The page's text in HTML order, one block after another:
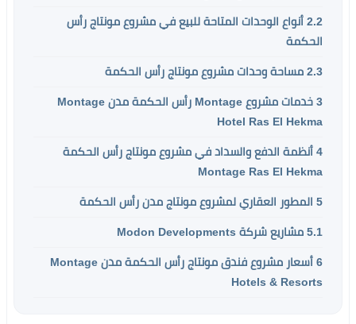
2.2 أنواع الوحدات المتاحة للبيع في مشروع مونتاج رأس
الحكمة
2.3 مساحة وحدات مشروع مونتاج رأس الحكمة
3
خدمات مشروع Montage رأس الحكمة مدن Montage
Hotel Ras El Hekma
4 أنظمة الدفع والسداد في مشروع مونتاج رأس الحكمة
Montage Ras El Hekma
5 المطور العقاري لمشروع مونتاج مدن رأس الحكمة
5.1 مشاريع شركة Modon Developments
6
أسعار مشروع فندق مونتاج رأس الحكمة مدن Montage
Hotels & Resorts